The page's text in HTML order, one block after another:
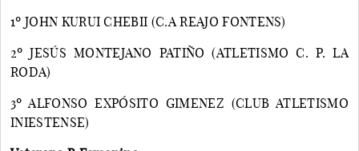
1º JOHN KURUI CHEBII (C.A REAJO FONTENS)
2º JESÚS MONTEJANO PATIÑO (ATLETISMO C. P. LA
RODA)
3º ALFONSO EXPÓSITO GIMENEZ (CLUB ATLETISMO
INIESTENSE)